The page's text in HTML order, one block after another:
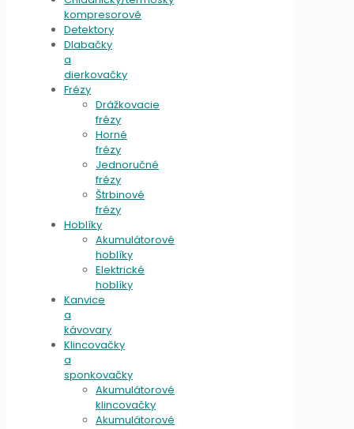
kompresorové
Detektory
Dlabačky
a
dierkovačky
Frézy
Drážkovacie
frézy
Horné
frézy
Jednoručné
frézy
Štrbinové
frézy
Hoblíky
Akumulátorové
hoblíky
Elektrické
hoblíky
Kanvice
a
kávovary
Klincovačky
a
sponkovačky
Akumulátorové
klincovačky
Akumulátorové